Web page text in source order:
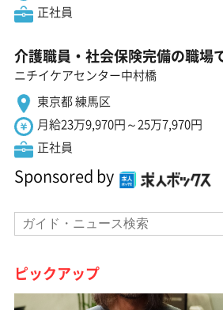
正社員
介護職員・社会保険完備の職場
ニチイケアセンター中村橋
東京都 練馬区
月給23万9,970円～25万7,970円
正社員
Sponsored by
ピックアップ